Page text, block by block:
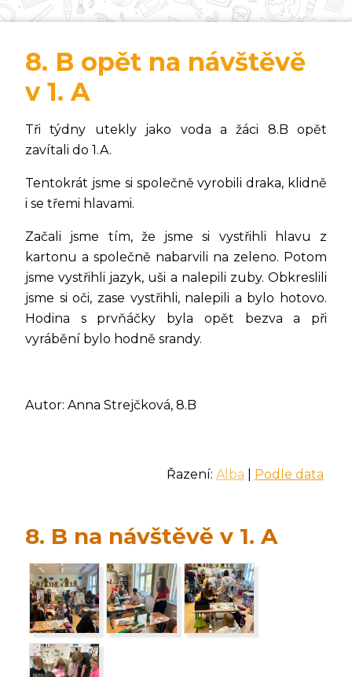
8. B opět na návštěvě
v 1. A
Tři týdny utekly jako voda a žáci 8.B opět
zavítali do 1.A.
Tentokrát jsme si společně vyrobili draka, klidně
i se třemi hlavami.
Začali jsme tím, že jsme si vystřihli hlavu z
kartonu a společně nabarvili na zeleno. Potom
jsme vystřihli jazyk, uši a nalepili zuby. Obkreslili
jsme si oči, zase vystřihli, nalepili a bylo hotovo.
Hodina s prvňáčky byla opět bezva a při
vyrábění bylo hodně srandy.
Autor: Anna Strejčková, 8.B
Řazení: Alba Podle data
8. B na návštěvě v 1. A